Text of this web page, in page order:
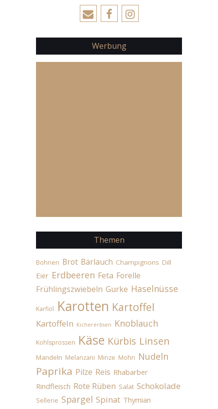
Werbung
Themen
Bohnen Brot Bärlauch Champignons Dill
Eier Erdbeeren Feta Forelle
Frühlingszwiebeln Gurke Haselnüsse
Karfiol Karotten Kartoffel
Kartoffeln Kichererbsen Knoblauch
Kohlsprossen Käse Kürbis Linsen
Mandeln Melanzani Minze Mohn Nudeln
Paprika Pilze Reis Rhabarber
Rindfleisch Rote Rüben Salat Schokolade
Sellerie Spargel Spinat Thymian